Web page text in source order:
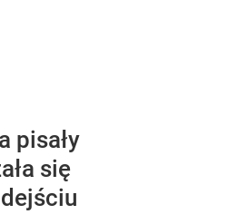
pisały
się